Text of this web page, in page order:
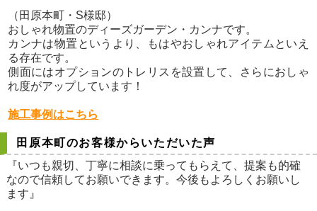
（田原本町・S様邸）
おしゃれ物置のディーズガーデン・カンナです。
カンナは物置というより、もはやおしゃれアイテムといえ
る存在です。
側面にはオプションのトレリスを設置して、さらにおしゃ
れ度がアップしています！
施工事例はこちら
田原本町のお客様からいただいた声
『いつも親切、丁寧に相談に乗ってもらえて、提案も的確
なので信頼してお願いできます。今後もよろしくお願いし
ます』